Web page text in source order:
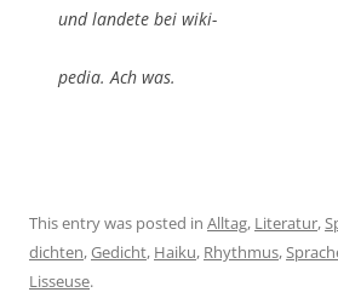
und landete bei wiki-
pedia. Ach was.
This entry was posted in Alltag, Literatur,
dichten,Gedicht, Haiku, Rhythmus,
Lisseuse.